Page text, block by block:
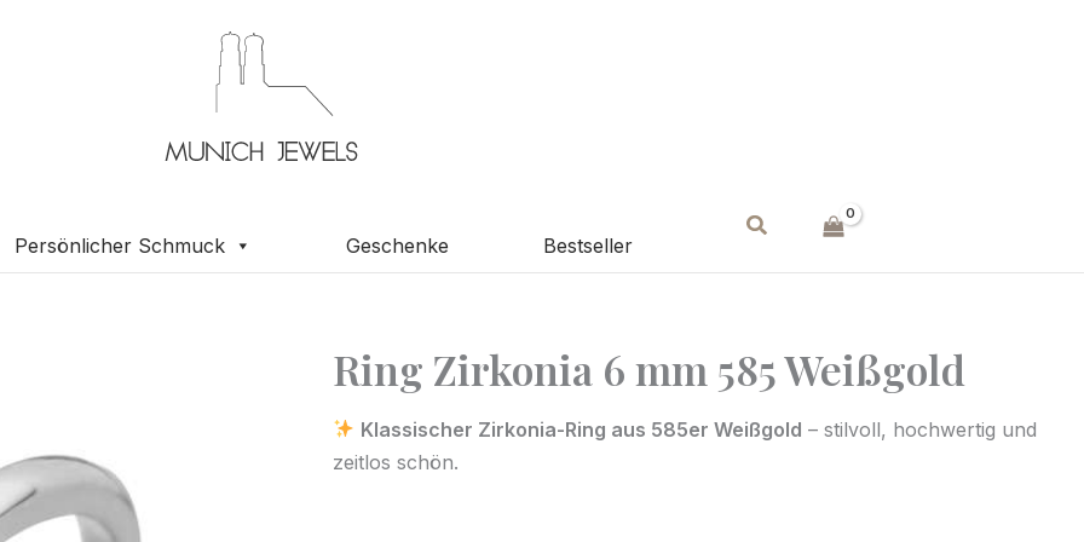
Persönlicher Schmuck Geschenke Bestseller
Suchen
Ring Zirkonia 6 mm 585 Weißgold
Klassischer Zirkonia-Ring aus 585er Weißgold – stilvoll, hochwertig und
zeitlos schön.
Ring
Zirkonia
6
mm